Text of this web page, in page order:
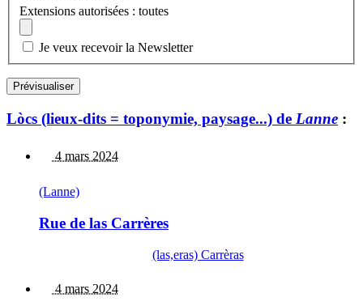
Extensions autorisées : toutes
Je veux recevoir la Newsletter
Lòcs (lieux-dits = toponymie, paysage...) de Lanne :
4 mars 2024
(Lanne)
Rue de las Carrères
(las,eras) Carrèras
4 mars 2024